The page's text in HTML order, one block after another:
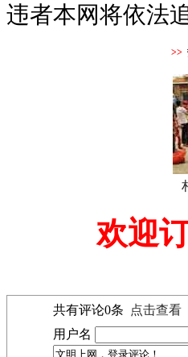
违者本网将依法追
>>
欢迎
共有评论0条
点击查看
用户名